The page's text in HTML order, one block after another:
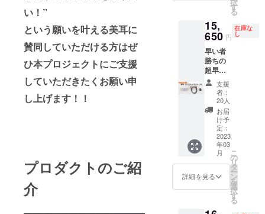
い！”
という願いを叶える美耳に
賛同していただける方はぜ
ひ本プロジェクトにご支援
していただきたくお願い申
し上げます！！
プロダクトのご紹
介
【内容
美耳本
体 ・
RCA-
Phone
端子
6.3mm
ケーブ
ル(約
1.5m)
・三脚
ネジア
ダプタ
・限定
ボイス
(WAV＆
MP3形
式) ※ 送
す
る
15,
650 円
在庫な
し
早い者
勝ちの
超早期
申し込
み割引
美耳の
スタン
ダード
セット
1式をお
送りい
たしま
す。
【内容
物】 ・
美耳本
支援
者：
20人
お届
け予
定：
2023
年03
月
詳細を見る
こ
の
リ
タ
ー
ン
を
選
択
す
る